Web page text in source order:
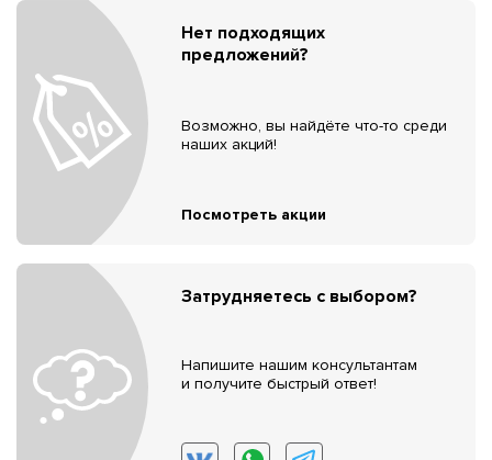
Нет подходящих
предложений?
Возможно, вы найдёте что-то среди
наших акций!
Посмотреть акции
Затрудняетесь с выбором?
Напишите нашим консультантам
и получите быстрый ответ!